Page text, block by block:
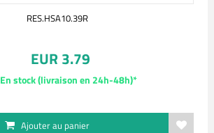
RES.HSA10.39R
EUR 3.79
En stock (livraison en 24h-48h)*
Ajouter au panier